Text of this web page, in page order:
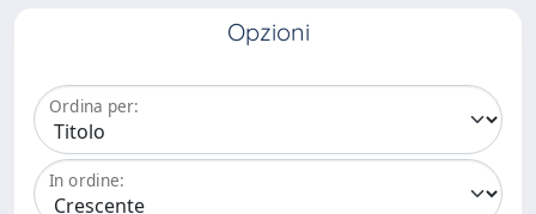
Opzioni
Ordina per:
In ordine: